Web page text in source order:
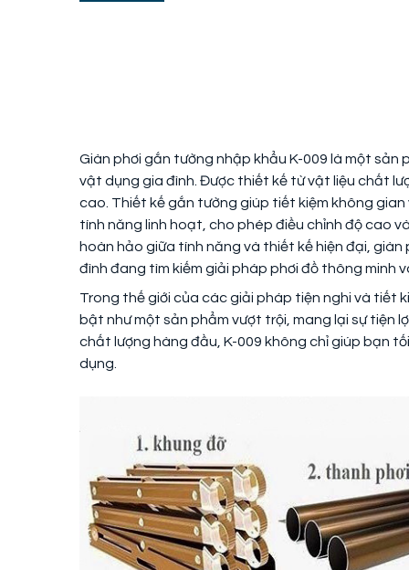
Giàn phơi gắn tường nhập khẩu K-009 là một
vật dụng gia đình. Được thiết kế từ vật liệu chất
cao. Thiết kế gắn tường giúp tiết kiệm không
tính năng linh hoạt, cho phép điều chỉnh độ cao
hoàn hảo giữa tính năng và thiết kế hiện đại,
đình đang tìm kiếm giải pháp phơi đồ thông minh
Trong thế giới của các giải pháp tiện nghi và tiết
bật như một sản phẩm vượt trội, mang lại sự tiện
chất lượng hàng đầu, K-009 không chỉ giúp bạn
dụng.